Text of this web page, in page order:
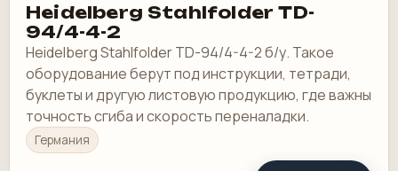
Heidelberg Stahlfolder TD-
94/4-4-2
Heidelberg Stahlfolder TD-94/4-4-2 б/у. Такое
оборудование берут под инструкции, тетради,
буклеты и другую листовую продукцию, где важны
точность сгиба и скорость переналадки.
Германия